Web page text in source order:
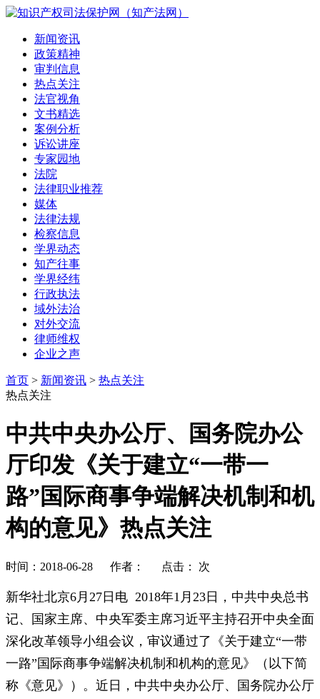
新闻资讯
政策精神
审判信息
热点关注
法官视角
文书精选
案例分析
诉讼讲座
专家园地
法院
法律职业推荐
媒体
法律法规
检察信息
学界动态
知产往事
学界经纬
行政执法
域外法治
对外交流
律师维权
企业之声
首页 > 新闻资讯 > 热点关注
热点关注
中共中央办公厅、国务院办公
厅印发《关于建立“一带一
路”国际商事争端解决机制和机
构的意见》热点关注
时间：2018-06-28 作者： 点击： 次
新华社北京6 月 27日电 2018年1 月 23日，中共中央总书
记、国家主席、中央军委主席习近平主持召开中央全面
深化改革领导小组会议，审议通过了《关于建立“一带
一路”国际商事争端解决机制和机构的意见》（以下简
称《意见》）。近日，中共中央办公厅、国务院办公厅